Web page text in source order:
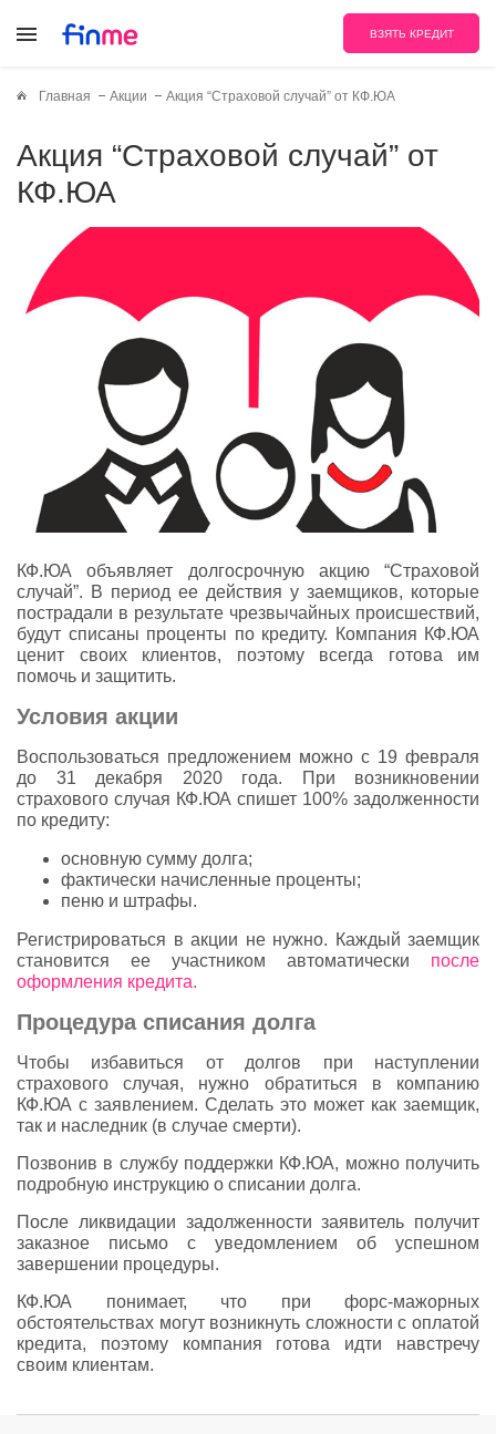
ВЗЯТЬ КРЕДИТ
Главная Акции Акция “Страховой случай” от КФ.ЮА
Акция “Страховой случай” от
КФ.ЮА
КФ.ЮА объявляет долгосрочную акцию “Страховой
случай”. В период ее действия у заемщиков, которые
пострадали в результате чрезвычайных происшествий,
будут списаны проценты по кредиту. Компания КФ.ЮА
ценит своих клиентов, поэтому всегда готова им
помочь и защитить.
Условия акции
Воспользоваться предложением можно с 19 февраля
до 31 декабря 2020 года. При возникновении
страхового случая КФ.ЮА спишет 100% задолженности
по кредиту:
основную сумму долга;
фактически начисленные проценты;
пеню и штрафы.
Регистрироваться в акции не нужно. Каждый заемщик
становится ее участником автоматически после
оформления кредита.
Процедура списания долга
Чтобы избавиться от долгов при наступлении
страхового случая, нужно обратиться в компанию
КФ.ЮА с заявлением. Сделать это может как заемщик,
так и наследник (в случае смерти).
Позвонив в службу поддержки КФ.ЮА, можно получить
подробную инструкцию о списании долга.
После ликвидации задолженности заявитель получит
заказное письмо с уведомлением об успешном
завершении процедуры.
КФ.ЮА понимает, что при форс-мажорных
обстоятельствах могут возникнуть сложности с оплатой
кредита, поэтому компания готова идти навстречу
своим клиентам.